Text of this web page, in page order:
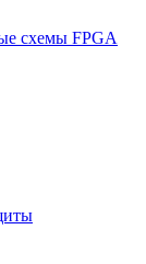
схемы FPGA